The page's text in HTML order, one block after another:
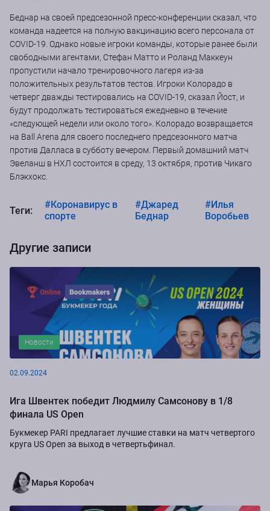
Беднар на своей предсезонной пресс-конференции сказал, что
команда надеется на полную вакцинацию всего персонала от
COVID-19. Однако новые игроки команды, которые ранее были
свободными агентами, Стефан Матто и Роланд Маккеун
пропустили начало тренировочного лагеря из-за
положительных результатов тестов. Игроки Колорадо в
четверг дважды тестировались на COVID-19, сказал Йост, и
будут продолжать тестироваться ежедневно в течение
«следующей недели или около того». Колорадо возвращается
на Ball Arena для своего последнего предсезонного матча
против Далласа в субботу вечером. Первый домашний матч
Эвеланш в НХЛ состоится в среду, 13 октября, против Чикаго
Блэкхокс.
Теги:
#Коронавирус в
спорте
#Джаред
Беднар
#Илья
Воробьев
Другие записи
Новости
02.09.2024
Ига Швентек победит Людмилу Самсонову в 1/8
финала US Open
Букмекер PARI предлагает лучшие ставки на матч четвертого
круга US Open за выход в четвертьфинал.
Марья Коробач